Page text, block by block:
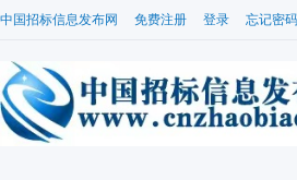
中国招标信息发布网 免费注册 登录 忘记密码